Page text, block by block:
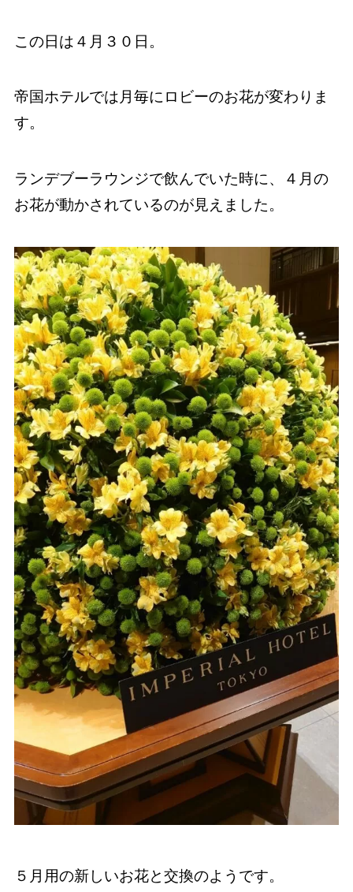
この日は４月３０日。
帝国ホテルでは月毎にロビーのお花が変わりま
す。
ランデブーラウンジで飲んでいた時に、４月の
お花が動かされているのが見えました。
５月用の新しいお花と交換のようです。